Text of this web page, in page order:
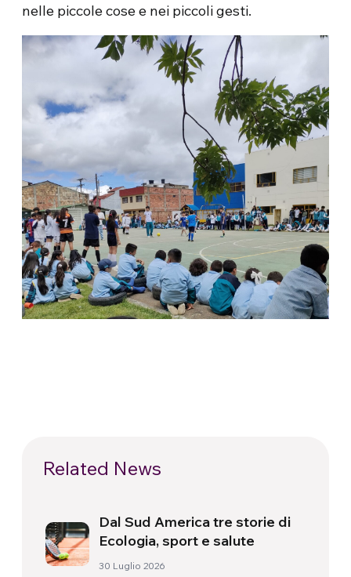
nelle piccole cose e nei piccoli gesti.
Related News
Dal Sud America tre storie di
Ecologia, sport e salute
30 Luglio 2026